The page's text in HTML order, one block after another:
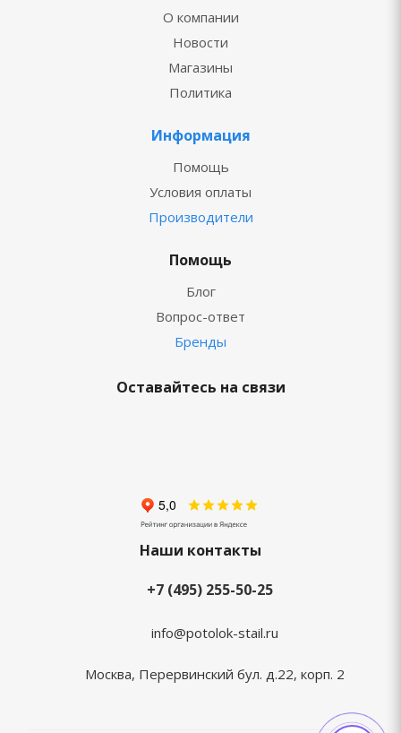
О компании
Новости
Магазины
Политика
Информация
Помощь
Условия оплаты
Производители
Помощь
Блог
Вопрос-ответ
Бренды
Оставайтесь на связи
Наши контакты
+7 (495) 255-50-25
info@potolok-stail.ru
Москва, Перервинский бул. д.22, корп. 2